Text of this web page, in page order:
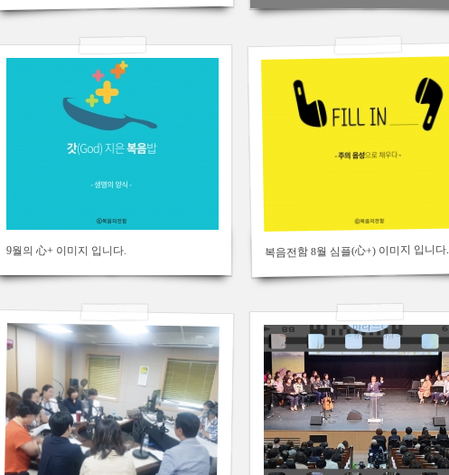
9월의 心+ 이미지 입니다. 복음전함 8월 심플(心+) 이미지 입니다.
285
2019/05/28
김용백
2019/03/05
by김용백
Views291